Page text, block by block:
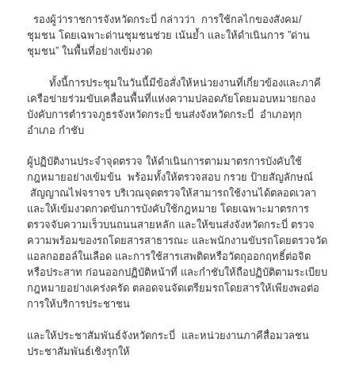
รองผู้ว่าราชการจังหวัดกระบี่ กล่าวว่า การใช้กลไกของสังคม/
ชุมชน โดยเฉพาะด่านชุมชนช่วย เน้นย้ำ และให้ดำเนินการ ”ด่าน
ชุมชน” ในพื้นที่อย่างเข้มงวด
ทั้งนี้การประชุมในวันนี้มีข้อสั่งให้หน่วยงานที่เกี่ยวข้องและภาคี
เครือข่ายร่วมขับเคลื่อนพื้นที่แห่งความปลอดภัยโดยมอบหมายกอง
บังคับการตำรวจภูธรจังหวัดกระบี่ ขนส่งจังหวัดกระบี่ อำเภอทุก
อำเภอ กำชับ
ผู้ปฏิบัติงานประจำจุดตรวจ ให้ดำเนินการตามมาตรการบังคับใช้
กฎหมายอย่างเข้มข้น พร้อมทั้งให้ตรวจสอบ กรวย ป้ายสัญลักษณ์
สัญญาณไฟจราจร บริเวณจุดตรวจให้สามารถใช้งานได้ตลอดเวลา
และให้เข้มงวดกวดขันการบังคับใช้กฎหมาย โดยเฉพาะมาตรการ
ตรวจจับความเร็วบนถนนสายหลัก และให้ขนส่งจังหวัดกระบี่ ตรวจ
ความพร้อมของรถโดยสารสาธารณะ และพนักงานขับรถโดยตรวจวัด
แอลกอฮอล์ในเลือด และการใช้สารเสพติดหรือวัตถุออกฤทธิ์ต่อจิต
หรือประสาท ก่อนออกปฏิบัติหน้าที่ และกำชับให้ถือปฏิบัติตามระเบียบ
กฎหมายอย่างเคร่งครัด ตลอดจนจัดเตรียมรถโดยสารให้เพียงพอต่อ
การให้บริการประชาชน
และให้ประชาสัมพันธ์จังหวัดกระบี่ และหน่วยงานภาคีสื่อมวลชน
ประชาสัมพันธ์เชิงรุกให้